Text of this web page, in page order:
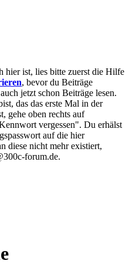
hier ist, lies bitte zuerst die Hilfe
, bevor du Beiträge
jetzt schon Beiträge lesen.
das das erste Mal in der
gehe oben rechts auf
vergessen". Du erhälst
auf die hier
diese nicht mehr existiert,
forum.de.